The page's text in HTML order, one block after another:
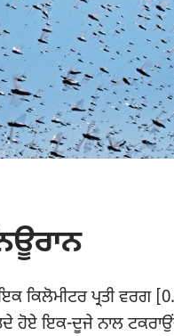
ਕਿਲੋਮੀਟਰ ਪ੍ਰਤੀ ਵਰਗ
ਹੋਏ ਇਕ-ਦੂਜੇ ਨਾਲ